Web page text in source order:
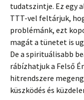
tudatszintje. Ez egy
TTT-vel feltárjuk,
problémánk, ezt
magát a tünetet is
De a spirituálisabb
rábízhatjuk a Felső
hitrendszere
küszködés és